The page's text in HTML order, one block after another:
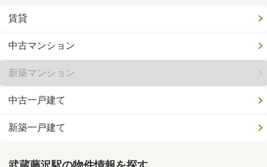
賃貸
中古マンション
新築マンション
中古一戸建て
新築一戸建て